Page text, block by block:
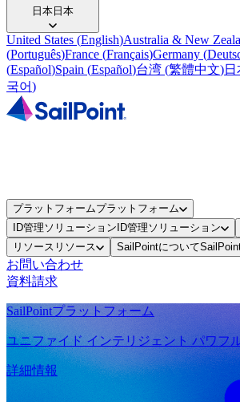
日本日本
United States (English)Australia & New
(Português)France (Français)Germany (
(Español)Spain (Español)台湾 (繁體中文)
국어)
プラットフォームプラットフォーム
ID管理ソリューション ID管理ソリューション
リソース リソース SailPointについて
お問い合わせ
資料請求
SailPointプラットフォーム
ユニファイド インテリジェント パワフ
詳細情報